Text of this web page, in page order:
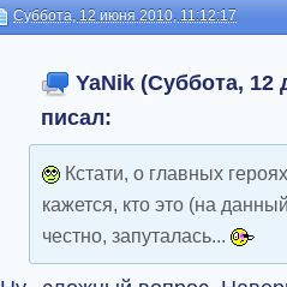
Суббота, 12 июня 2010, 11:12:17
YaNik (Суббота, 12
писал:
Кстати, о главных
кажется, кто это (на
честно, запуталась...